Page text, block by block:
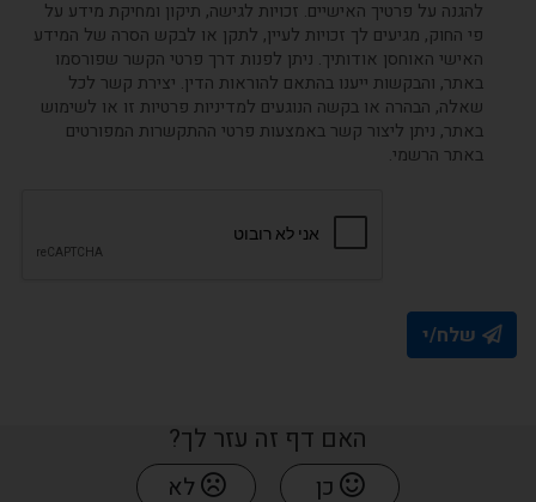
להגנה על פרטיך האישיים. זכויות לגישה, תיקון ומחיקת מידע על
פי החוק, מגיעים לך זכויות לעיין, לתקן או לבקש הסרה של המידע
האישי האוחסן אודותיך. ניתן לפנות דרך פרטי הקשר שפורסמו
באתר, והבקשות ייענו בהתאם להוראות הדין. יצירת קשר לכל
שאלה, הבהרה או בקשה הנוגעים למדיניות פרטיות זו או לשימוש
באתר, ניתן ליצור קשר באמצעות פרטי ההתקשרות המפורטים
באתר הרשמי.
שלח/י
האם דף זה עזר לך?
כן לא